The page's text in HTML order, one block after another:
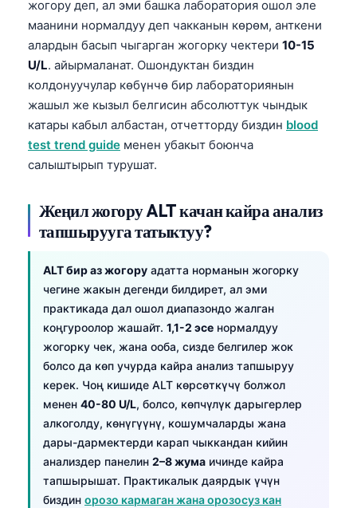
жогору деп, ал эми башка лаборатория ошол эле
маанини нормалдуу деп чакканын көрөм, анткени
алардын басып чыгарган жогорку чектери 10-15
U/L. айырмаланат. Ошондуктан биздин
колдонуучулар көбүнчө бир лабораториянын
жашыл же кызыл белгисин абсолюттук чындык
катары кабыл албастан, отчетторду биздин blood
test trend guide менен убакыт боюнча
салыштырып турушат.
Жеңил жогору ALT качан кайра анализ
тапшырууга татыктуу?
ALT бир аз жогору адатта норманын жогорку
чегине жакын дегенди билдирет, ал эми
практикада дал ошол диапазондо жалган
коңгуроолор жашайт. 1,1-2 эсе нормалдуу
жогорку чек, жана ооба, сизде белгилер жок
болсо да көп учурда кайра анализ тапшыруу
керек. Чоң кишиде ALT көрсөткүчү болжол
менен 40-80 U/L, болсо, көпчүлүк дарыгерлер
алкоголду, көнүгүүнү, кошумчаларды жана
дары-дармектерди карап чыккандан кийин
анализдер панелин 2–8 жума ичинде кайра
тапшырышат. Практикалык даярдык үчүн
биздин орозо кармаган жана орозосуз кан